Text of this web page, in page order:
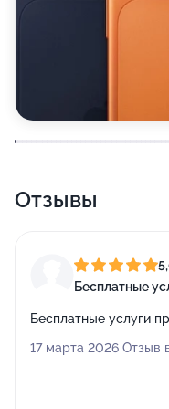
Отзывы
Бесплатные
Бесплатные услуги
17 марта 2026 Отзыв